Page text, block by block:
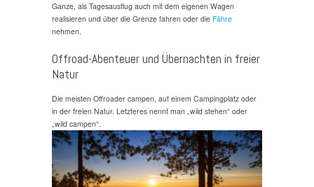
Ganze, als Tagesausflug auch mit dem eigenen Wagen
realisieren und über die Grenze fahren oder die Fähre
nehmen.
Offroad-Abenteuer und Übernachten in freier
Natur
Die meisten Offroader campen, auf einem Campingplatz oder
in der freien Natur. Letzteres nennt man „wild stehen“ oder
„wild campen“.